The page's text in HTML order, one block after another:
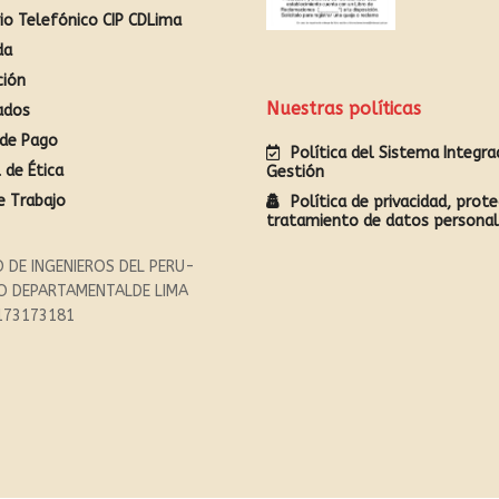
Telefónico CIP CDLima
Pago
Ética
Trabajo
DE INGENIEROS DEL PERU-
DEPARTAMENTALDE LIMA
Nuestras políticas
Política del Sistema
Gestión
Política de privacidad,
tratamiento de datos